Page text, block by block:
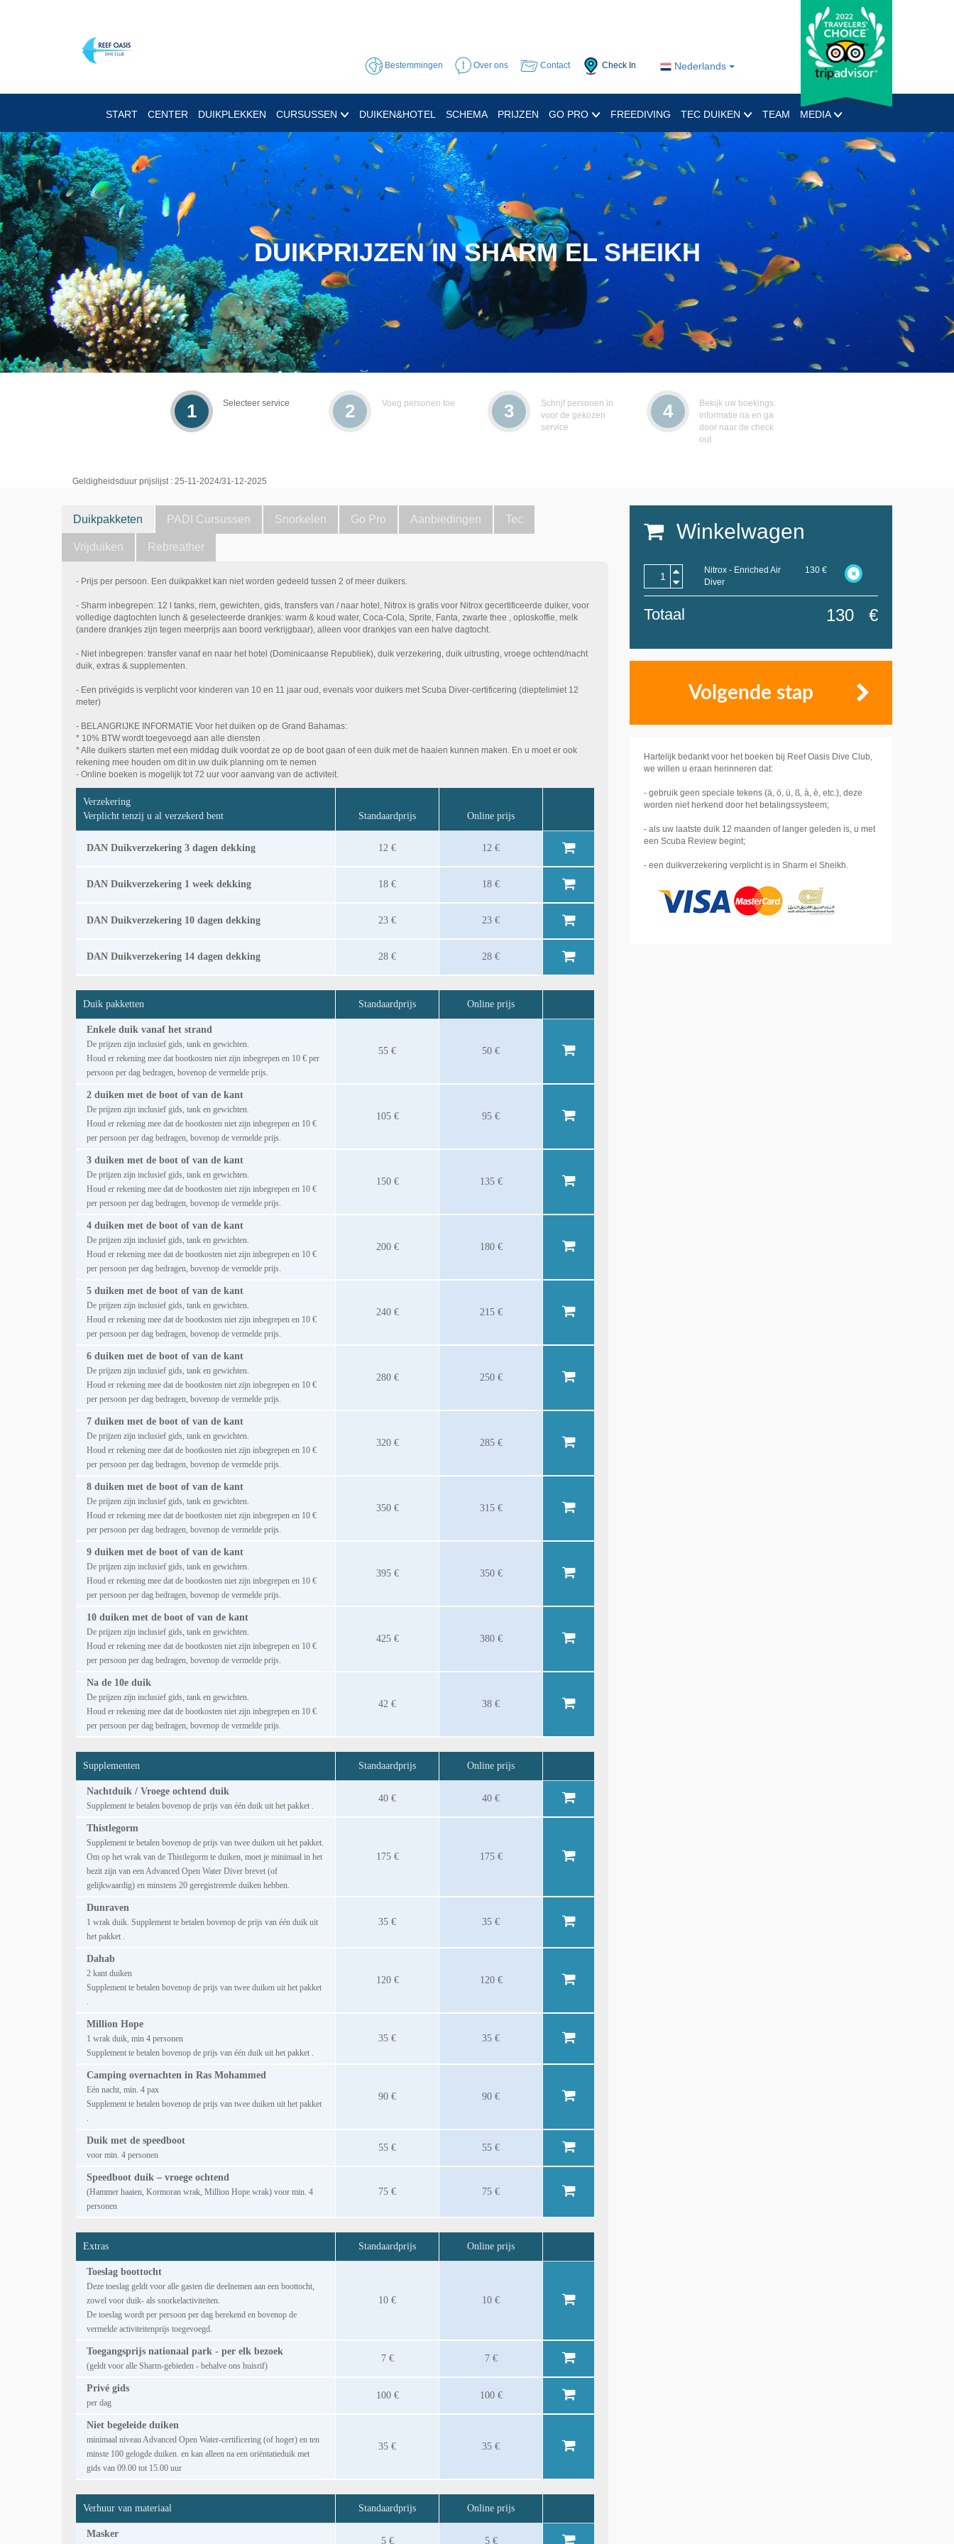
Nederlands
Bestemmingen Over ons Contact Check In
START CENTER DUIKPLEKKEN CURSUSSEN DUIKEN&HOTEL SCHEMA PRIJZEN GO PRO FREEDIVING TEC DUIKEN TEAM MEDIA
DUIKPRIJZEN IN SHARM EL SHEIKH
1 Selecteer service 2 Voeg personen toe 3
Schrijf personen in
voor de gekozen
service
4
Bekijk uw boekings
informatie na en ga
door naar de check
out
Geldigheidsduur prijslijst : 25-11-2024/31-12-2025
Duikpakketen PADI Cursussen Snorkelen Go Pro Aanbiedingen Tec
Vrijduiken Rebreather
- Prijs per persoon. Een duikpakket kan niet worden gedeeld tussen 2 of meer duikers.
- Sharm inbegrepen: 12 l tanks, riem, gewichten, gids, transfers van / naar hotel, Nitrox is gratis voor Nitrox gecertificeerde duiker, voor
volledige dagtochten lunch & geselecteerde drankjes: warm & koud water, Coca-Cola, Sprite, Fanta, zwarte thee , oploskoffie, melk
(andere drankjes zijn tegen meerprijs aan boord verkrijgbaar), alleen voor drankjes van een halve dagtocht.
- Niet inbegrepen: transfer vanaf en naar het hotel (Dominicaanse Republiek), duik verzekering, duik uitrusting, vroege ochtend/nacht
duik, extras & supplementen.
- Een privégids is verplicht voor kinderen van 10 en 11 jaar oud, evenals voor duikers met Scuba Diver-certificering (dieptelimiet 12
meter)
- BELANGRIJKE INFORMATIE Voor het duiken op de Grand Bahamas:
* 10% BTW wordt toegevoegd aan alle diensten .
* Alle duikers starten met een middag duik voordat ze op de boot gaan of een duik met de haaien kunnen maken. En u moet er ook
rekening mee houden om dit in uw duik planning om te nemen
- Online boeken is mogelijk tot 72 uur voor aanvang van de activiteit.
Verzekering
Verplicht tenzij u al verzekerd bent
Standaardprijs Online prijs
DAN Duikverzekering 3 dagen dekking 12 € 12 €
DAN Duikverzekering 1 week dekking 18 € 18 €
DAN Duikverzekering 10 dagen dekking 23 € 23 €
DAN Duikverzekering 14 dagen dekking 28 € 28 €
Duik pakketten Standaardprijs Online prijs
Enkele duik vanaf het strand
De prijzen zijn inclusief gids, tank en gewichten.
Houd er rekening mee dat bootkosten niet zijn inbegrepen en 10 € per
persoon per dag bedragen, bovenop de vermelde prijs.
55 € 50 €
2 duiken met de boot of van de kant
De prijzen zijn inclusief gids, tank en gewichten.
Houd er rekening mee dat de bootkosten niet zijn inbegrepen en 10 €
per persoon per dag bedragen, bovenop de vermelde prijs.
105 € 95 €
3 duiken met de boot of van de kant
De prijzen zijn inclusief gids, tank en gewichten.
Houd er rekening mee dat de bootkosten niet zijn inbegrepen en 10 €
per persoon per dag bedragen, bovenop de vermelde prijs.
150 € 135 €
4 duiken met de boot of van de kant
De prijzen zijn inclusief gids, tank en gewichten.
Houd er rekening mee dat de bootkosten niet zijn inbegrepen en 10 €
per persoon per dag bedragen, bovenop de vermelde prijs.
200 € 180 €
5 duiken met de boot of van de kant
De prijzen zijn inclusief gids, tank en gewichten.
Houd er rekening mee dat de bootkosten niet zijn inbegrepen en 10 €
per persoon per dag bedragen, bovenop de vermelde prijs.
240 € 215 €
6 duiken met de boot of van de kant
De prijzen zijn inclusief gids, tank en gewichten.
Houd er rekening mee dat de bootkosten niet zijn inbegrepen en 10 €
per persoon per dag bedragen, bovenop de vermelde prijs.
280 € 250 €
7 duiken met de boot of van de kant
De prijzen zijn inclusief gids, tank en gewichten.
Houd er rekening mee dat de bootkosten niet zijn inbegrepen en 10 €
per persoon per dag bedragen, bovenop de vermelde prijs.
320 € 285 €
8 duiken met de boot of van de kant
De prijzen zijn inclusief gids, tank en gewichten.
Houd er rekening mee dat de bootkosten niet zijn inbegrepen en 10 €
per persoon per dag bedragen, bovenop de vermelde prijs.
350 € 315 €
9 duiken met de boot of van de kant
De prijzen zijn inclusief gids, tank en gewichten.
Houd er rekening mee dat de bootkosten niet zijn inbegrepen en 10 €
per persoon per dag bedragen, bovenop de vermelde prijs.
395 € 350 €
10 duiken met de boot of van de kant
De prijzen zijn inclusief gids, tank en gewichten.
Houd er rekening mee dat de bootkosten niet zijn inbegrepen en 10 €
per persoon per dag bedragen, bovenop de vermelde prijs.
425 € 380 €
Na de 10e duik
De prijzen zijn inclusief gids, tank en gewichten.
Houd er rekening mee dat de bootkosten niet zijn inbegrepen en 10 €
per persoon per dag bedragen, bovenop de vermelde prijs.
42 € 38 €
Supplementen Standaardprijs Online prijs
Nachtduik / Vroege ochtend duik
Supplement te betalen bovenop de prijs van één duik uit het pakket .
40 € 40 €
Thistlegorm
Supplement te betalen bovenop de prijs van twee duiken uit het pakket.
Om op het wrak van de Thistlegorm te duiken, moet je minimaal in het
bezit zijn van een Advanced Open Water Diver brevet (of
gelijkwaardig) en minstens 20 geregistreerde duiken hebben.
175 € 175 €
Dunraven
1 wrak duik. Supplement te betalen bovenop de prijs van één duik uit
het pakket .
35 € 35 €
Dahab
2 kant duiken
Supplement te betalen bovenop de prijs van twee duiken uit het pakket
.
120 € 120 €
Million Hope
1 wrak duik, min 4 personen
Supplement te betalen bovenop de prijs van één duik uit het pakket .
35 € 35 €
Camping overnachten in Ras Mohammed
Eén nacht, min. 4 pax
Supplement te betalen bovenop de prijs van twee duiken uit het pakket
.
90 € 90 €
Duik met de speedboot
voor min. 4 personen
55 € 55 €
Speedboot duik – vroege ochtend
(Hammer haaien, Kormoran wrak, Million Hope wrak) voor min. 4
personen
75 € 75 €
Extras Standaardprijs Online prijs
Toeslag boottocht
Deze toeslag geldt voor alle gasten die deelnemen aan een boottocht,
zowel voor duik- als snorkelactiviteiten.
De toeslag wordt per persoon per dag berekend en bovenop de
vermelde activiteitenprijs toegevoegd.
10 € 10 €
Toegangsprijs nationaal park - per elk bezoek
(geldt voor alle Sharm-gebieden - behalve ons huisrif)
7 € 7 €
Privé gids
per dag
100 € 100 €
Niet begeleide duiken
minimaal niveau Advanced Open Water-certificering (of hoger) en ten
minste 100 gelogde duiken. en kan alleen na een oriëntatieduik met
gids van 09.00 tot 15.00 uur
35 € 35 €
Verhuur van materiaal Standaardprijs Online prijs
Masker
5 € 5 €
Winkelwagen
Nitrox - Enriched Air
Diver
130 €
Totaal 130 €
Volgende stap
Hartelijk bedankt voor het boeken bij Reef Oasis Dive Club,
we willen u eraan herinneren dat:
- gebruik geen speciale tekens (ä, ö, ü, ß, à, è, etc.), deze
worden niet herkend door het betalingssysteem;
- als uw laatste duik 12 maanden of langer geleden is, u met
een Scuba Review begint;
- een duikverzekering verplicht is in Sharm el Sheikh.